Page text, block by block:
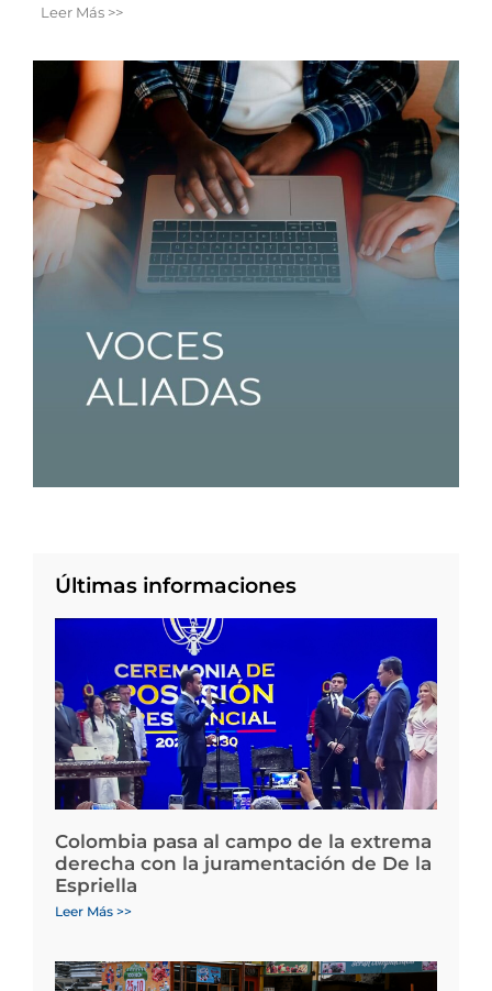
Leer Más >>
Últimas informaciones
Colombia pasa al campo de la extrema
derecha con la juramentación de De la
Espriella
Leer Más >>